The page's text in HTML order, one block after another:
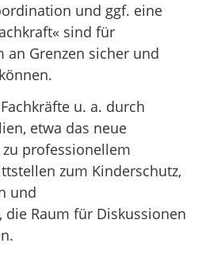
und ggf. eine
sind für
an Grenzen sicher und
u. a. durch
etwa das neue
professionellem
zum Kinderschutz,
und
die Raum für Diskussionen